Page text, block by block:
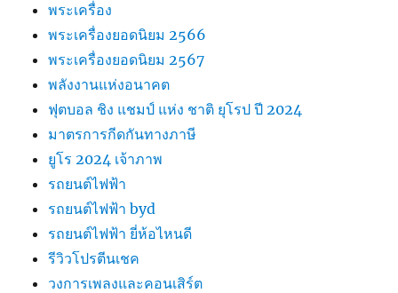
พระเครื่อง
พระเครื่องยอดนิยม 2566
พระเครื่องยอดนิยม 2567
พลังงานแห่งอนาคต
ฟุตบอล ชิง แชมป์ แห่ง ชาติ ยุโรป ปี 2024
มาตรการกีดกันทางภาษี
ยูโร 2024 เจ้าภาพ
รถยนต์ไฟฟ้า
รถยนต์ไฟฟ้า byd
รถยนต์ไฟฟ้า ยี่ห้อไหนดี
รีวิวโปรตีนเชค
วงการเพลงและคอนเสิร์ต